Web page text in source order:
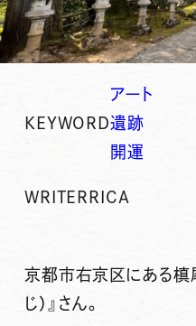
KEYWORD
アート
遺跡
開運
WRITER RICA
京都市右京区にある槙
じ）』さん。